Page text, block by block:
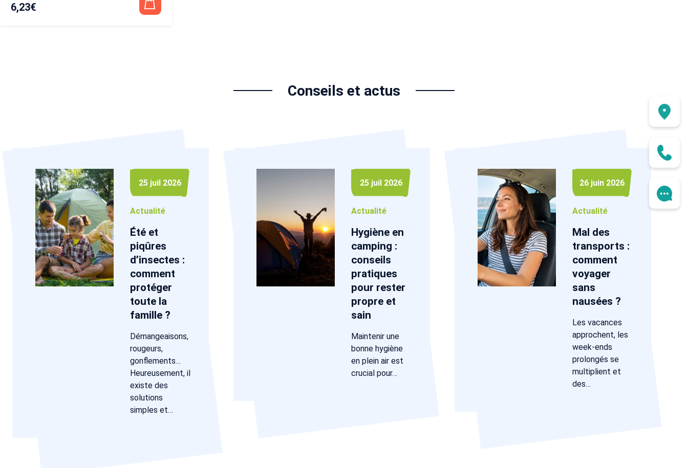
6,23€
Conseils et actus
25 juil 2026
Actualité
Été et
piqûres
d’insectes :
comment
protéger
toute la
famille ?
Démangeaisons,
rougeurs,
gonflements…
Heureusement, il
existe des
solutions
simples et…
25 juil 2026
Actualité
Hygiène en
camping :
conseils
pratiques
pour rester
propre et
sain
Maintenir une
bonne hygiène
en plein air est
crucial pour…
26 juin 2026
Actualité
Mal des
transports :
comment
voyager
sans
nausées ?
Les vacances
approchent, les
week-ends
prolongés se
multiplient et
des…